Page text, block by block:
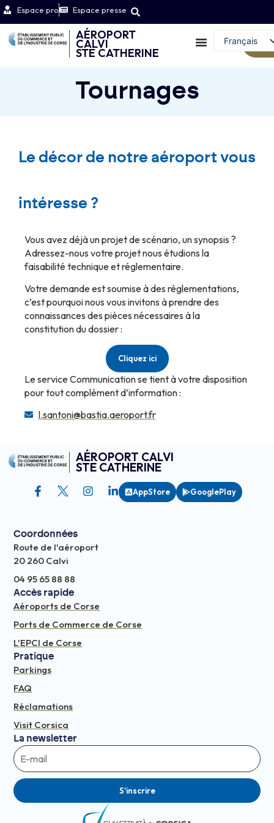
Espace pro Espace presse
AÉROPORT
CALVI
STE CATHERINE
Français
English (UK)
Tournages
Le décor de notre aéroport vous
intéresse ?
Vous avez déjà un projet de scénario, un synopsis ?
Adressez-nous votre projet nous étudions la
faisabilité technique et réglementaire.
Votre demande est soumise à des réglementations,
c’est pourquoi nous vous invitons à prendre des
connaissances des pièces nécessaires à la
constitution du dossier :
Cliquez ici
Le service Communication se tient à votre disposition
pour tout complément d’information :
l.santoni@bastia.aeroport.fr
AÉROPORT CALVI
STE CATHERINE
AppStore GooglePlay
Coordonnées
Route de l'aéroport
20 260 Calvi
04 95 65 88 88
Accès rapide
Aéroports de Corse
Ports de Commerce de Corse
L'EPCI de Corse
Pratique
Parkings
FAQ
Réclamations
Visit Corsica
La newsletter
S'inscrire